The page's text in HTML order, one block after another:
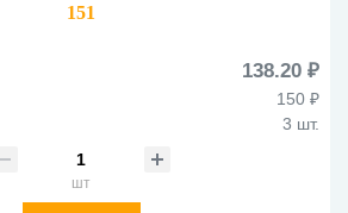
151
138.20 ₽
150 ₽
3 шт.
шт